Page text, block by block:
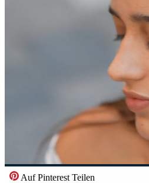
Auf Pinterest Teilen